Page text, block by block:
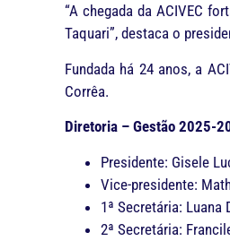
“A chegada da ACIVEC
Taquari”, destaca o
Fundada há 24 anos, a
Corrêa.
Diretoria – Gestão 2025-
Presidente: Gisele
Vice-presidente:
1ª Secretária: Luana
2ª Secretária: